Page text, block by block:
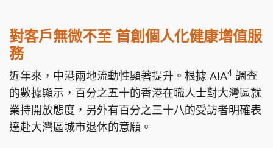
對客戶無微不至 首創個人化健康增值服
務
近年來，中港兩地流動性顯著提升。根據 AIA4 調查
的數據顯示，百分之五十的香港在職人士對大灣區就
業持開放態度，另外有百分之三十八的受訪者明確表
達赴大灣區城市退休的意願。